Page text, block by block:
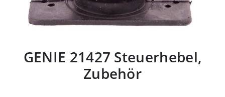
GENIE 21427 Steuerhebel,
Zubehör